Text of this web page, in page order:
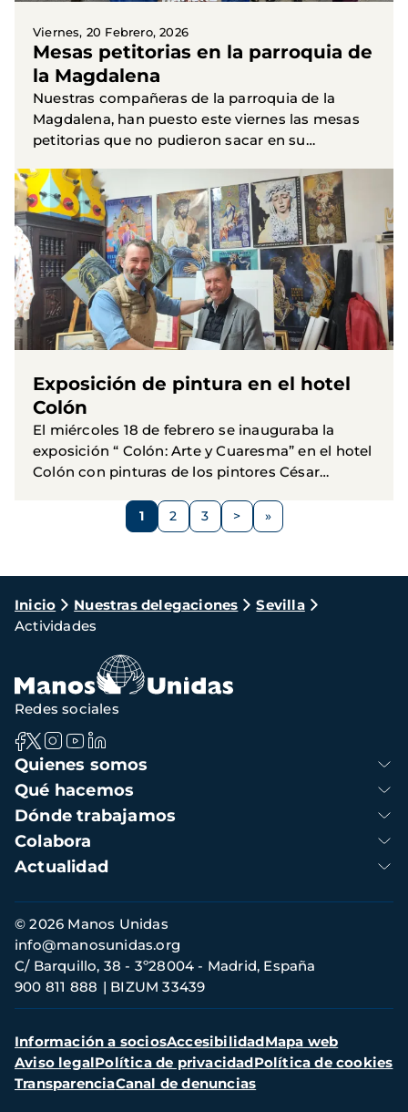
Viernes, 20 Febrero, 2026
Mesas petitorias en la parroquia de
la Magdalena
Nuestras compañeras de la parroquia de la
Magdalena, han puesto este viernes las mesas
petitorias que no pudieron sacar en su
todas por el esfuerzo.
Exposición de pintura en el hotel
Colón
El miércoles 18 de febrero se inauguraba la
exposición “ Colón: Arte y Cuaresma” en el hotel
Colón con pinturas de los pintores César
Vega y Antonio...
Página
1 Página
2 Página
3
Siguiente
>
Ruta
de
navegación
Inicio Nuestras delegaciones
Sevilla
Actividades
Navegación
principal
Quienes somos
Qué hacemos
Dónde trabajamos
Colabora
Actualidad
Redes sociales
Información
de
contacto
© 2026 Manos Unidas
C/ Barquillo, 38 - 3º28004 - Madrid, España
900 811 888
BIZUM 33439
info@manosunidas.org
Menú
secundario
Información a sociosAccesibilidadMapa web
Aviso legalPolítica de privacidadPolítica de cookies
TransparenciaCanal de denuncias